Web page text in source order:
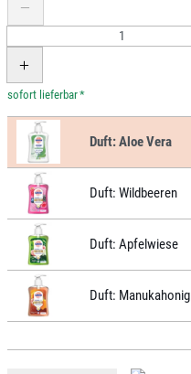
*
Duft:Aloe Vera
Duft: Wildbeeren
Duft: Apfelwiese
Duft: Manukahonig